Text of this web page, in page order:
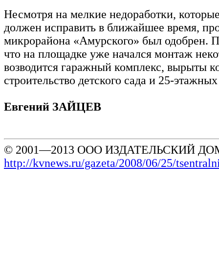
Несмотря на мелкие недоработки,
должен исправить в ближайшее время,
микрорайона «Амурского» был одобрен.
что на площадке уже начался монтаж
возводится гаражный комплекс, вырыты
строительство детского сада и 25-
Евгений ЗАЙЦЕВ
© 2001—2013 ООО ИЗДАТЕЛЬСКИЙ
http://kvnews.ru/gazeta/2008/06/25/